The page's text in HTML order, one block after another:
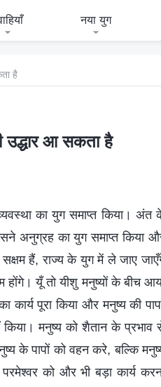
नया युग
है
उद्धार आ सकता है
का युग समाप्त किया। अंत
अनुग्रह का युग समाप्त किया
हैं, राज्य के युग में ले जाए
होंगे। यूँ तो यीशु मनुष्यों के बीच
पूरा किया और मनुष्य की
मनुष्य को शैतान के प्रभाव
के पापों को वहन करे, बल्कि
को और भी बड़ा कार्य